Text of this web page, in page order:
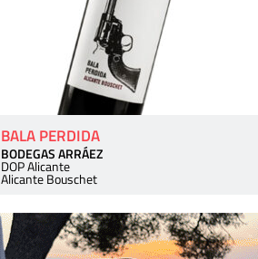
BALA PERDIDA
BODEGAS ARRÁEZ
DOP Alicante
Alicante Bouschet